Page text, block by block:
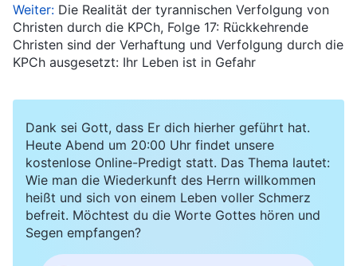
Weiter: Die Realität der tyrannischen Verfolgung von
Christen durch die KPCh, Folge 17: Rückkehrende
Christen sind der Verhaftung und Verfolgung durch die
KPCh ausgesetzt: Ihr Leben ist in Gefahr
Dank sei Gott, dass Er dich hierher geführt hat.
Heute Abend um 20:00 Uhr findet unsere
kostenlose Online-Predigt statt. Das Thema lautet:
Wie man die Wiederkunft des Herrn willkommen
heißt und sich von einem Leben voller Schmerz
befreit. Möchtest du die Worte Gottes hören und
Segen empfangen?